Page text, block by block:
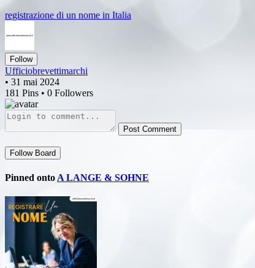
registrazione di un nome in Italia
Follow
Ufficiobrevettimarchi
• 31 mai 2024
181 Pins • 0 Followers
Post Comment
Follow Board
Pinned onto A LANGE & SOHNE